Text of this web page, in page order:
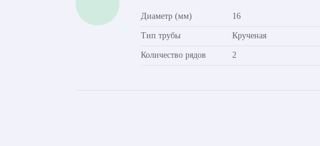
Диаметр (мм) 16
Тип трубы Крученая
Количество рядов 2